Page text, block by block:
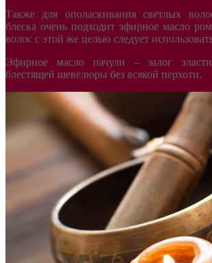
Также для ополаскивания светлых
блеска очень подходит эфирное масло
волос с этой же целью следует
Эфирное масло пачули – залог
блестящей шевелюры без всякой перхоти.